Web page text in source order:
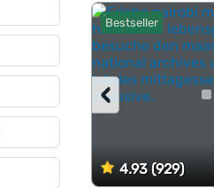
Bestseller
4.93 (929)
‹